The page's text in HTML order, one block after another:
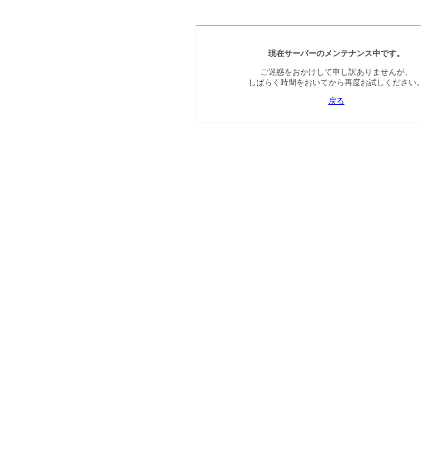
現在サーバーのメンテナンス中です。
ご迷惑をおかけして申し訳ありませんが、
しばらく時間をおいてから再度お試しください。
戻る